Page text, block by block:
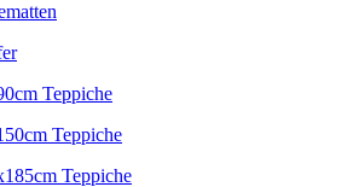
Teppiche
Teppiche
Teppiche